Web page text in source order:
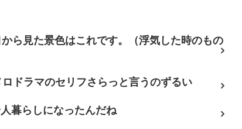
ら見た景色はこれです。（浮気した時のもの
ドラマのセリフさらっと言うのずるい
暮らしになったんだね